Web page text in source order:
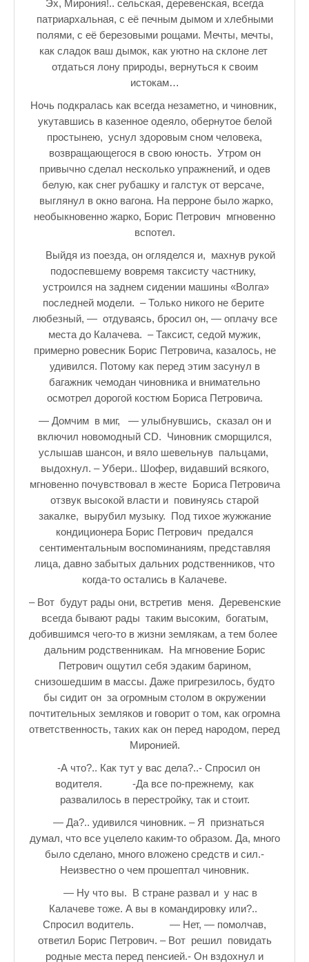
Эх, Мирония!.. сельская, деревенская, всегда
патриархальная, с её печным дымом и хлебными
полями, с её березовыми рощами. Мечты, мечты,
как сладок ваш дымок, как уютно на склоне лет
отдаться лону природы, вернуться к своим
истокам…
Ночь подкралась как всегда незаметно, и чиновник,
укутавшись в казенное одеяло, обернутое белой
простынею, уснул здоровым сном человека,
возвращающегося в свою юность. Утром он
привычно сделал несколько упражнений, и одев
белую, как снег рубашку и галстук от версаче,
выглянул в окно вагона. На перроне было жарко,
необыкновенно жарко, Борис Петрович мгновенно
вспотел.
Выйдя из поезда, он огляделся и, махнув рукой
подоспевшему вовремя таксисту частнику,
устроился на заднем сидении машины «Волга»
последней модели. – Только никого не берите
любезный, — отдуваясь, бросил он, — оплачу все
места до Калачева. – Таксист, седой мужик,
примерно ровесник Борис Петровича, казалось, не
удивился. Потому как перед этим засунул в
багажник чемодан чиновника и внимательно
осмотрел дорогой костюм Бориса Петровича.
— Домчим в миг, — улыбнувшись, сказал он и
включил новомодный CD. Чиновник сморщился,
услышав шансон, и вяло шевельнув пальцами,
выдохнул. – Убери.. Шофер, видавший всякого,
мгновенно почувствовал в жесте Бориса Петровича
отзвук высокой власти и повинуясь старой
закалке, вырубил музыку. Под тихое жужжание
кондиционера Борис Петрович предался
сентиментальным воспоминаниям, представляя
лица, давно забытых дальних родственников, что
когда-то остались в Калачеве.
– Вот будут рады они, встретив меня. Деревенские
всегда бывают рады таким высоким, богатым,
добившимся чего-то в жизни землякам, а тем более
дальним родственникам. На мгновение Борис
Петрович ощутил себя эдаким барином,
снизошедшим в массы. Даже пригрезилось, будто
бы сидит он за огромным столом в окружении
почтительных земляков и говорит о том, как огромна
ответственность, таких как он перед народом, перед
Миронией.
-А что?.. Как тут у вас дела?..- Спросил он
водителя. -Да все по-прежнему, как
развалилось в перестройку, так и стоит.
— Да?.. удивился чиновник. – Я признаться
думал, что все уцелело каким-то образом. Да, много
было сделано, много вложено средств и сил.-
Неизвестно о чем прошептал чиновник.
— Ну что вы. В стране развал и у нас в
Калачеве тоже. А вы в командировку или?..
Спросил водитель. — Нет, — помолчав,
ответил Борис Петрович. – Вот решил повидать
родные места перед пенсией.- Он вздохнул и